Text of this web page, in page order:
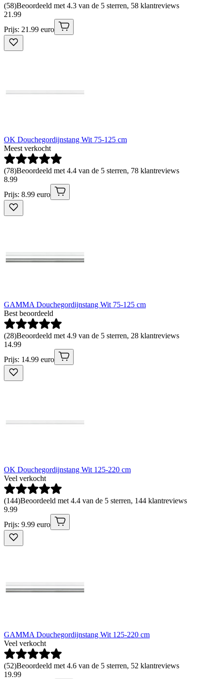
(58)Beoordeeld met 4.3 van de 5 sterren, 58 klantreviews
21 .99
Prijs: 21.99 euro
OK Douchegordijnstang Wit 75-125 cm
Meest verkocht
(78)Beoordeeld met 4.4 van de 5 sterren, 78 klantreviews
8.99
Prijs: 8.99 euro
GAMMA Douchegordijnstang Wit 75-125 cm
Best beoordeeld
(28)Beoordeeld met 4.9 van de 5 sterren, 28 klantreviews
14.99
Prijs: 14.99 euro
OK Douchegordijnstang Wit 125-220 cm
Veel verkocht
(144)Beoordeeld met 4.4 van de 5 sterren, 144 klantreviews
9.99
Prijs: 9.99 euro
GAMMA Douchegordijnstang Wit 125-220 cm
Veel verkocht
(52)Beoordeeld met 4.6 van de 5 sterren, 52 klantreviews
19.99